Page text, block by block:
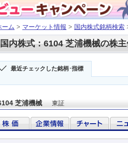
ーム > マーケット情報 > 国内株式銘柄検索
国内株式：6104 芝浦機械の株
最近チェックした銘柄･指標
芝浦機械 東証